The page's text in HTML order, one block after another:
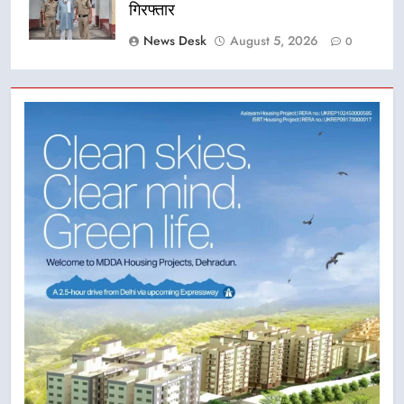
गिरफ्तार
News Desk
August 5, 2026 0